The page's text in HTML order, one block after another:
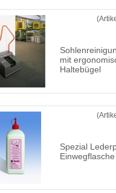
mit
Haltebügel
Spezial
Einwegflasche